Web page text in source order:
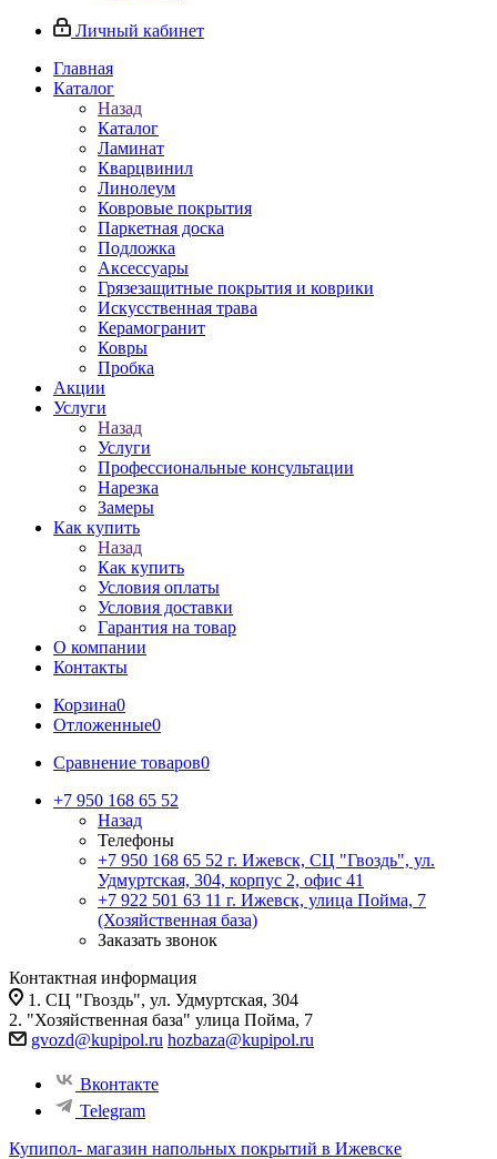
Личный кабинет
Главная
Каталог
Назад
Каталог
Ламинат
Кварцвинил
Линолеум
Ковровые покрытия
Паркетная доска
Подложка
Аксессуары
Грязезащитные покрытия и коврики
Искусственная трава
Керамогранит
Ковры
Пробка
Акции
Услуги
Назад
Услуги
Профессиональные консультации
Нарезка
Замеры
Как купить
Назад
Как купить
Условия оплаты
Условия доставки
Гарантия на товар
О компании
Контакты
Корзина0
Отложенные0
Сравнение товаров0
+7 950 168 65 52
Назад
Телефоны
+7 950 168 65 52 г. Ижевск, СЦ "Гвоздь", ул.
Удмуртская, 304, корпус 2, офис 41
+7 922 501 63 11 г. Ижевск, улица Пойма, 7
(Хозяйственная база)
Заказать звонок
Контактная информация
1. СЦ "Гвоздь", ул. Удмуртская, 304
2. "Хозяйственная база" улица Пойма, 7
gvozd@kupipol.ru hozbaza@kupipol.ru
Вконтакте
Telegram
Купипол- магазин напольных покрытий в Ижевске